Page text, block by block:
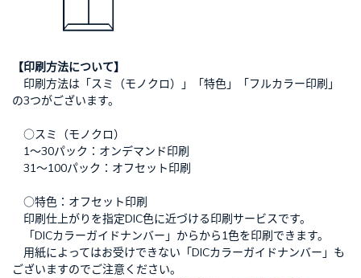
【印刷方法について】
印刷方法は「スミ（モノクロ）」「特色」「フルカラー印刷」
の3つがございます。
○スミ（モノクロ）
1～30パック：オンデマンド印刷
31～100パック：オフセット印刷
○特色：オフセット印刷
印刷仕上がりを指定DIC色に近づける印刷サービスです。
「DICカラーガイドナンバー」からから1色を印刷できます。
用紙によってはお受けできない「DICカラーガイドナンバー」も
ございますのでご注意ください。